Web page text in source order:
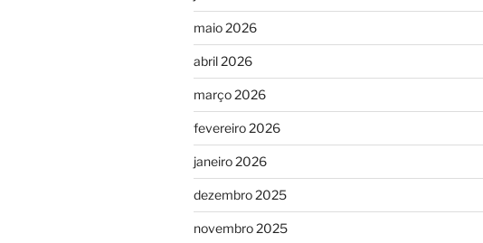
maio 2026
abril 2026
março 2026
fevereiro 2026
janeiro 2026
dezembro 2025
novembro 2025